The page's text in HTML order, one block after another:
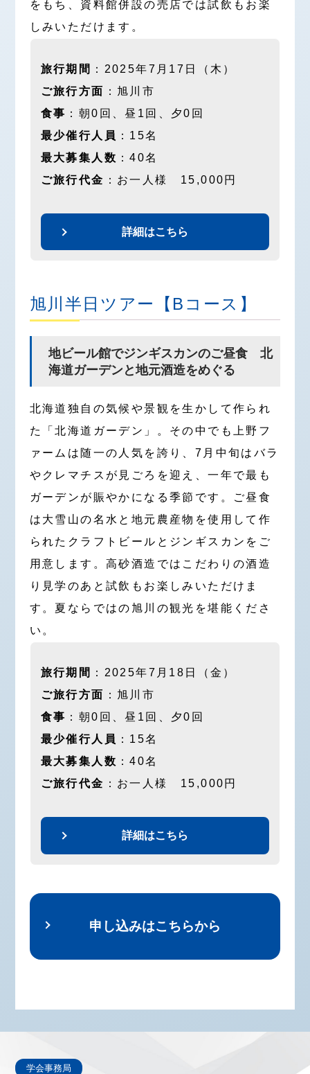
をもち、資料館併設の売店では試飲もお楽
しみいただけます。
旅行期間
：2025年7月17日（木）
ご旅行方面 ：旭川市
食事 ：朝0回、昼1回、夕0回
最少催行人員 ：15名
最大募集人数 ：40名
ご旅行代金 ：お一人様 15,000円
詳細はこちら
旭川半日ツアー【Bコース】
地ビール館でジンギスカンのご昼食 北
海道ガーデンと地元酒造をめぐる
北海道独自の気候や景観を生かして作られ
た「北海道ガーデン」。その中でも上野フ
ァームは随一の人気を誇り、7月中旬はバラ
やクレマチスが見ごろを迎え、一年で最も
ガーデンが賑やかになる季節です。ご昼食
は大雪山の名水と地元農産物を使用して作
られたクラフトビールとジンギスカンをご
用意します。高砂酒造ではこだわりの酒造
り見学のあと試飲もお楽しみいただけま
す。夏ならではの旭川の観光を堪能くださ
い。
旅行期間
：2025年7月18日（金）
ご旅行方面 ：旭川市
食事 ：朝0回、昼1回、夕0回
最少催行人員 ：15名
最大募集人数 ：40名
ご旅行代金 ：お一人様 15,000円
詳細はこちら
申し込みはこちらから
学会事務局